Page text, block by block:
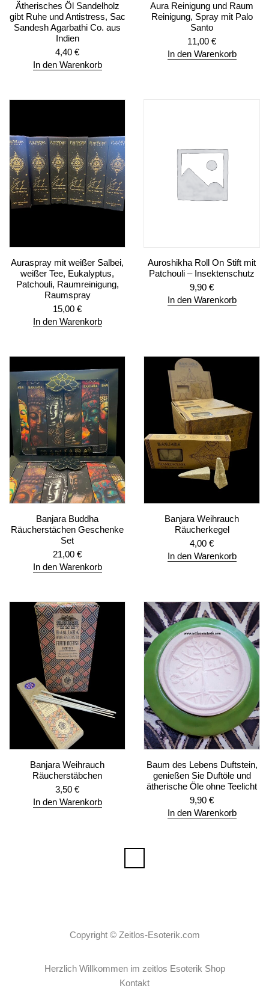
Ätherisches Öl Sandelholz
gibt Ruhe und Antistress, Sac
Sandesh Agarbathi Co. aus
Indien
4,40 €
In den Warenkorb
Aura Reinigung und Raum
Reinigung, Spray mit Palo
Santo
11,00 €
In den Warenkorb
Auraspray mit weißer Salbei,
weißer Tee, Eukalyptus,
Patchouli, Raumreinigung,
Raumspray
15,00 €
In den Warenkorb
Auroshikha Roll On Stift mit
Patchouli – Insektenschutz
9,90 €
In den Warenkorb
Banjara Buddha
Räucherstächen Geschenke
Set
21,00 €
In den Warenkorb
Banjara Weihrauch
Räucherkegel
4,00 €
In den Warenkorb
Banjara Weihrauch
Räucherstäbchen
3,50 €
In den Warenkorb
Baum des Lebens Duftstein,
genießen Sie Duftöle und
ätherische Öle ohne Teelicht
9,90 €
In den Warenkorb
Copyright © Zeitlos-Esoterik.com
Herzlich Willkommen im zeitlos Esoterik Shop
Kontakt